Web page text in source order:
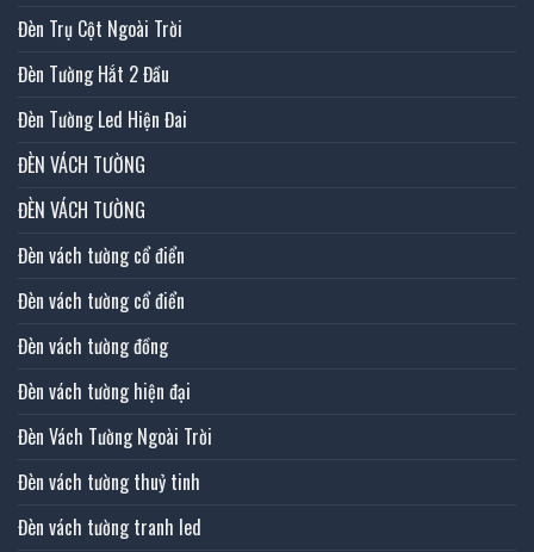
Đèn Trụ Cột Ngoài Trời
Đèn Tường Hắt 2 Đầu
Đèn Tường Led Hiện Đai
ĐÈN VÁCH TƯỜNG
ĐÈN VÁCH TƯỜNG
Đèn vách tường cổ điển
Đèn vách tường cổ điển
Đèn vách tường đồng
Đèn vách tường hiện đại
Đèn Vách Tường Ngoài Trời
Đèn vách tường thuỷ tinh
Đèn vách tường tranh led